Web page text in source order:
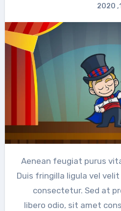
Aenean feugiat purus vitae sollicitudin laoreet.
Duis fringilla ligula vel
consectetur. Sed at
libero odio, sit amet